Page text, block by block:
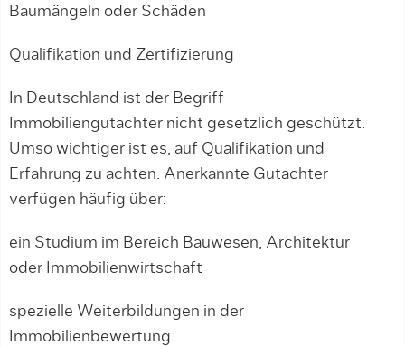
Baumängeln oder Schäden
Qualifikation und Zertifizierung
In Deutschland ist der Begriff
Immobiliengutachter nicht gesetzlich geschützt.
Umso wichtiger ist es, auf Qualifikation und
Erfahrung zu achten. Anerkannte Gutachter
verfügen häufig über:
ein Studium im Bereich Bauwesen, Architektur
oder Immobilienwirtschaft
spezielle Weiterbildungen in der
Immobilienbewertung